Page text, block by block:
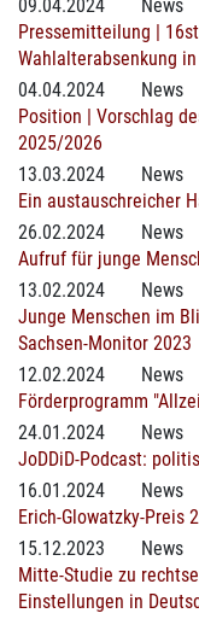
09.04.2024
News
Pressemitteilung |
Wahlalterabsenkung in
04.04.2024
News
Position | Vorschlag
2025/2026
13.03.2024
News
Ein austauschreicher
26.02.2024
News
Aufruf für junge
13.02.2024
News
Junge Menschen im
Sachsen-Monitor 2023
12.02.2024
News
Förderprogramm
24.01.2024
News
JoDDiD-Podcast:
16.01.2024
News
Erich-Glowatzky-Preis
15.12.2023
News
Mitte-Studie zu
Einstellungen in